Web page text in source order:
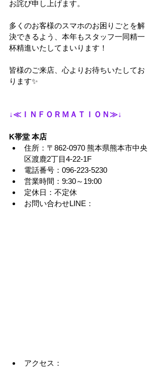
お詫び申し上げます。
多くのお客様のスマホのお困りごとを解
決できるよう、本年もスタッフ一同精一
杯精進いたしてまいります！
皆様のご来店、心よりお待ちいたしてお
ります✨
↓≪ＩＮＦＯＲＭＡＴＩＯＮ≫↓
K帯堂 本店
住所：〒862-0970 熊本県熊本市中央
区渡鹿2丁目4-22-1F
電話番号：096-223-5230
営業時間：9:30～19:00
定休日：不定休
お問い合わせLINE：
アクセス：